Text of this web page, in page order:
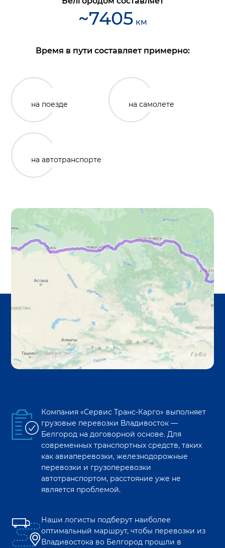
~7405 км
Время в пути составляет примерно:
на поезде на самолете
на автотранспорте
Компания «Сервис Транс-Карго» выполняет
грузовые перевозки Владивосток —
Белгород на договорной основе. Для
современных транспортных средств, таких
как авиаперевозки, железнодорожные
перевозки и грузоперевозки
автотранспортом, расстояние уже не
является проблемой.
Наши логисты подберут наиболее
оптимальный маршрут, чтобы перевозки из
Владивостока во Белгород прошли в